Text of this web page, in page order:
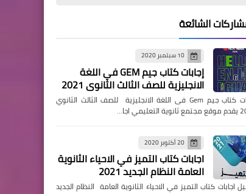
الشائعة
10 سبتمبر 2020
إجابات كتاب جيم GEM في اللغة
الانجليزية للصف الثالث الثانوي 2021
اجابات كتاب جيم Gem فى اللغة الانجليزية للصف الثالث الثانوي
اجا…
20 أكتوبر 2020
اجابات كتاب التميز في الاحياء الثانوية
العامة النظام الجديد 2021
اجابات كتاب التميز في الاحياء الثانوية العامة النظام الجديد